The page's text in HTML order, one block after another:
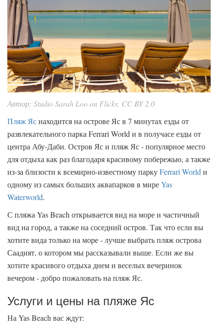
Автор: Studio Sarah Loo on Flickr, CC BY 2.0
Пляж Яснаходится на острове Яс в 7 минутах езды от
развлекательного парка Ferrari World и в получасе езды от
центра Абу-Даби. Остров Яс и пляж Яс - популярное место
для отдыха как раз благодаря красивому побережью, а также
из-за близости к всемирно-известному паркуFerrari World и
одному из самых больших аквапарков в миреYas
Waterworld.
С пляжа Yas Beach открывается вид на море и частичный
вид на город, а также на соседний остров. Так что если вы
хотите вида только на море - лучше выбрать пляж острова
Саадият, о котором мы рассказывали выше. Если же вы
хотите красивого отдыха днем и веселых вечеринок
вечером - добро пожаловать на пляж Яс.
Услуги и цены на пляже Яс
На Yas Beach вас ждут: